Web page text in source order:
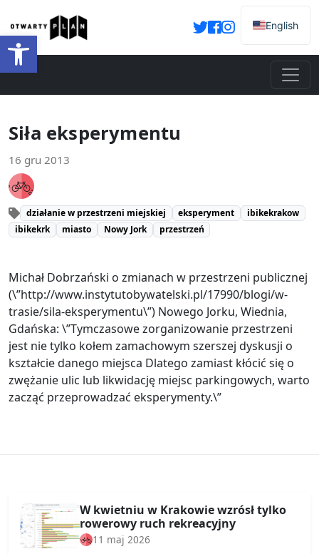
Otwórz pasek narzędzi
English
Siła eksperymentu
16 gru 2013
działanie w przestrzeni miejskiej eksperyment
ibikekrakow
ibikekrk
miasto Nowy Jork przestrzeń
Michał Dobrzański o zmianach w przestrzeni publicznej
(\”http://www.instytutobywatelski.pl/17990/blogi/w-
trasie/sila-eksperymentu\”) Nowego Jorku, Wiednia,
Gdańska: \”Tymczasowe zorganizowanie przestrzeni
jest nie tylko kołem zamachowym szerszej dyskusji o
kształcie danego miejsca Dlatego zamiast kłócić się o
zwężanie ulic lub likwidację miejsc parkingowych, warto
zacząć przeprowadzać eksperymenty.\”
W kwietniu w Krakowie wzrósł tylko
rowerowy ruch rekreacyjny
11 maj 2026